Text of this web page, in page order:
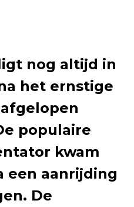
nog altijd in
het ernstige
populaire
kwam
een aanrijding
De